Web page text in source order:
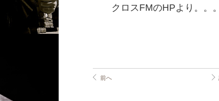
クロスFMのHPより。。
前へ